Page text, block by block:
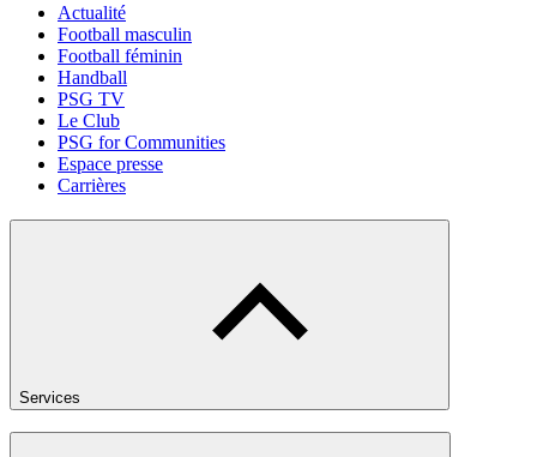
Actualité
Football masculin
Football féminin
Handball
PSG TV
Le Club
PSG for Communities
Espace presse
Carrières
Services